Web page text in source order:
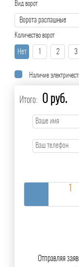
Вид ворот
Количество ворот
Нет 2 3
Наличие
Итого: 0 руб.
Отправляя